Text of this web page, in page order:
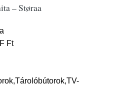
– Støraa
Ft